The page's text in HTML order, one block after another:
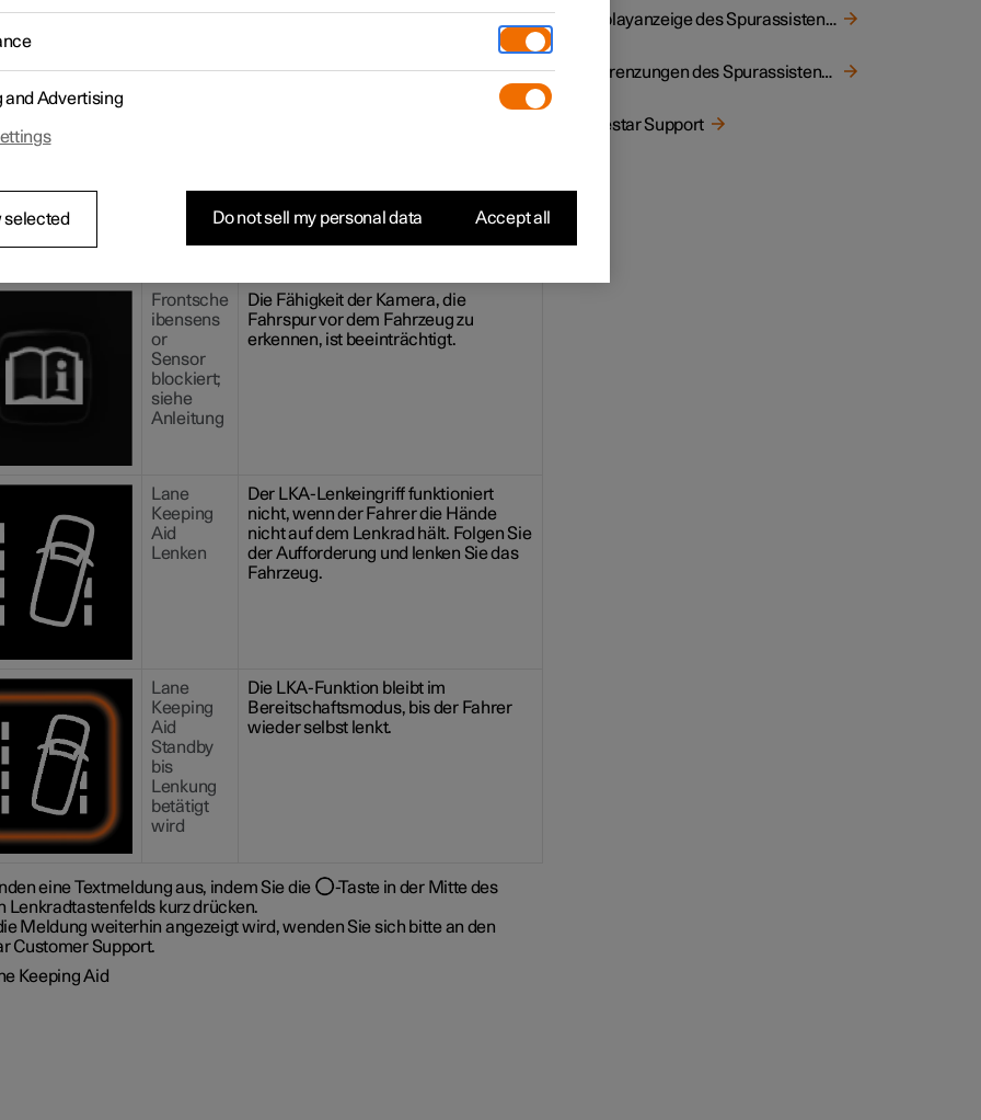
können verschiedene Symbole und Meldungen zum
Meldung Bedeutung
erforderli
Frontsche
ibensens
or
Sensor
blockiert;
siehe
Anleitung
Die Fähigkeit der Kamera, die
Fahrspur vor dem Fahrzeug zu
erkennen, ist beeinträchtigt.
Lane
Keeping
Aid
Lenken
Der LKA-Lenkeingriff funktioniert
nicht, wenn der Fahrer die Hände
nicht auf dem Lenkrad hält. Folgen Sie
der Aufforderung und lenken Sie das
Fahrzeug.
Lane
Keeping
Aid
Standby
bis
Lenkung
betätigt
wird
Die LKA-Funktion bleibt im
Bereitschaftsmodus, bis der Fahrer
wieder selbst lenkt.
eine Textmeldung aus, indem Sie die
-Taste in der Mitte des
Lenkradtastenfelds kurz drücken.
Meldung weiterhin angezeigt wird, wenden Sie sich bitte an den
Customer Support.
Keeping Aid
Displayanzeige des Spurassistenten
Begrenzungen des Spurassistenten
Polestar Support
and Advertising
selected Do not sell my personal data Accept all